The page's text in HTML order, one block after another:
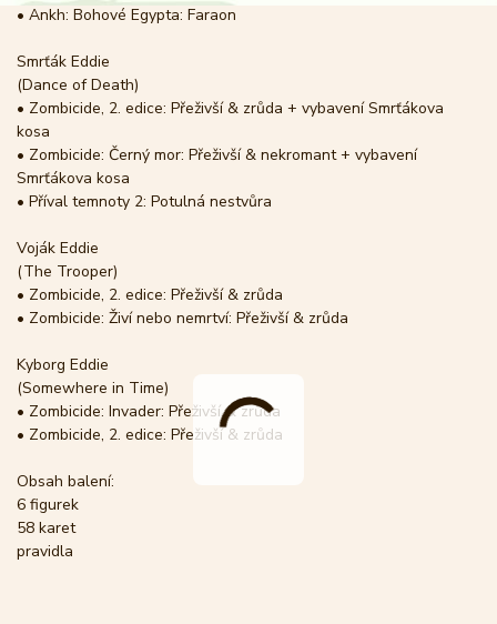
• Ankh: Bohové Egypta: Faraon
Smrťák Eddie
(Dance of Death)
• Zombicide, 2. edice: Přeživší & zrůda + vybavení Smrťákova
kosa
• Zombicide: Černý mor: Přeživší & nekromant + vybavení
Smrťákova kosa
• Příval temnoty 2: Potulná nestvůra
Voják Eddie
(The Trooper)
• Zombicide, 2. edice: Přeživší & zrůda
• Zombicide: Živí nebo nemrtví: Přeživší & zrůda
Kyborg Eddie
(Somewhere in Time)
• Zombicide: Invader: Přeživší & zrůda
• Zombicide, 2. edice: Přeživší & zrůda
Obsah balení:
6 figurek
58 karet
pravidla